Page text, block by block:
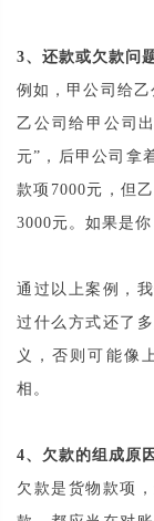
3、还款或欠款问
例如，甲公司给乙
乙公司给甲公司
元”，后甲公司拿
款项7000元，但
3000元。如果是
通过以上案例，
过什么方式还了
义，否则可能像
相。
4、欠款的组成原
欠款是货物款项